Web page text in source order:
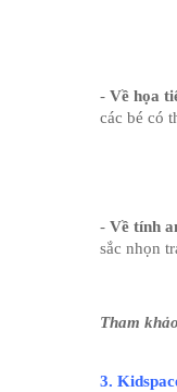
- Về họa
các bé có
- Về tính
sắc nhọn
Tham
3.